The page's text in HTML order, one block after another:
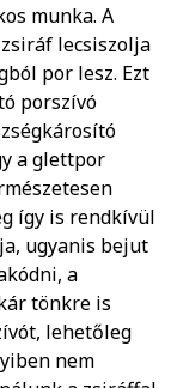
munka. A
lecsiszolja
por lesz. Ezt
porszívó
a glettpor
így is rendkívül
ugyanis bejut
a
tönkre is
lehetőleg
nem